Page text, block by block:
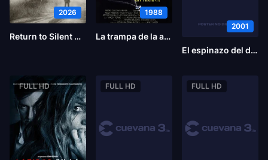
2026
Return to Silent Hill
1988
La trampa de la araña
2001
El espinazo del diablo
FULL HD FULL HD FULL HD